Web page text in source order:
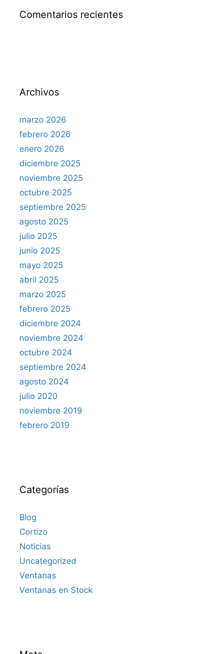
Comentarios recientes
Archivos
marzo 2026
febrero 2026
enero 2026
diciembre 2025
noviembre 2025
octubre 2025
septiembre 2025
agosto 2025
julio 2025
junio 2025
mayo 2025
abril 2025
marzo 2025
febrero 2025
diciembre 2024
noviembre 2024
octubre 2024
septiembre 2024
agosto 2024
julio 2020
noviembre 2019
febrero 2019
Categorías
Blog
Cortizo
Noticias
Uncategorized
Ventanas
Ventanas en Stock